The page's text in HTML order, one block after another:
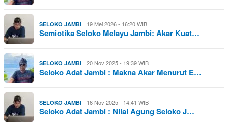
SELOKO JAMBI 19 Mei 2026 - 16:20 WIB
Semiotika Seloko Melayu Jambi: Akar Kuat…
SELOKO JAMBI 20 Nov 2025 - 19:39 WIB
Seloko Adat Jambi : Makna Akar Menurut E…
SELOKO JAMBI 16 Nov 2025 - 14:41 WIB
Seloko Adat Jambi : Nilai Agung Seloko J…